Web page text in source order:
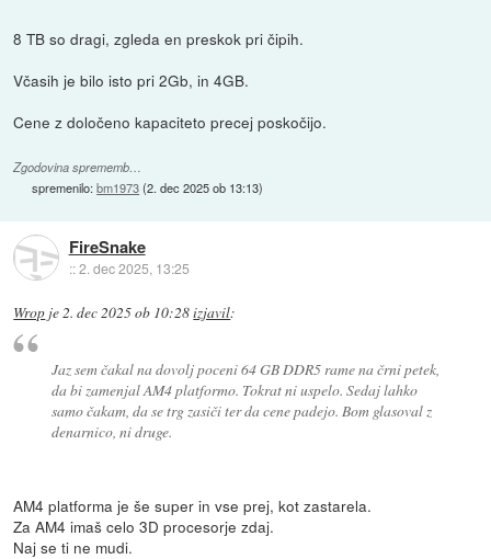
8 TB so dragi, zgleda en preskok pri čipih.
Včasih je bilo isto pri 2Gb, in 4GB.
Cene z določeno kapaciteto precej poskočijo.
Zgodovina sprememb…
spremenilo:bm1973(2. dec 2025 ob 13:13)
FireSnake
::2. dec 2025, 13:25
Wrop je 2. dec 2025 ob 10:28izjavil:
Jaz sem čakal na dovolj poceni 64 GB DDR5 rame na črni petek,
da bi zamenjal AM4 platformo. Tokrat ni uspelo. Sedaj lahko
samo čakam, da se trg zasiči ter da cene padejo. Bom glasoval z
denarnico, ni druge.
AM4 platforma je še super in vse prej, kot zastarela.
Za AM4 imaš celo 3D procesorje zdaj.
Naj se ti ne mudi.